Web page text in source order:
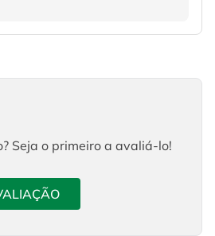
Seja o primeiro a avaliá-lo!